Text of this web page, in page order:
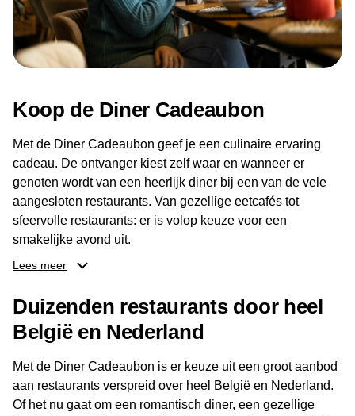
Koop de Diner Cadeaubon
Met de Diner Cadeaubon geef je een culinaire ervaring
cadeau. De ontvanger kiest zelf waar en wanneer er
genoten wordt van een heerlijk diner bij een van de vele
aangesloten restaurants. Van gezellige eetcafés tot
sfeervolle restaurants: er is volop keuze voor een
smakelijke avond uit.
ontvanger eenvoudig een locatie kiezen die past bij de
smaak en gelegenheid. Zo geeft de Diner Cadeaubon niet
alleen een diner, maar ook een gezellig moment om
Lees meer
Duizenden restaurants door heel
België en Nederland
Met de Diner Cadeaubon is er keuze uit een groot aanbod
aan restaurants verspreid over heel België en Nederland.
Of het nu gaat om een romantisch diner, een gezellige